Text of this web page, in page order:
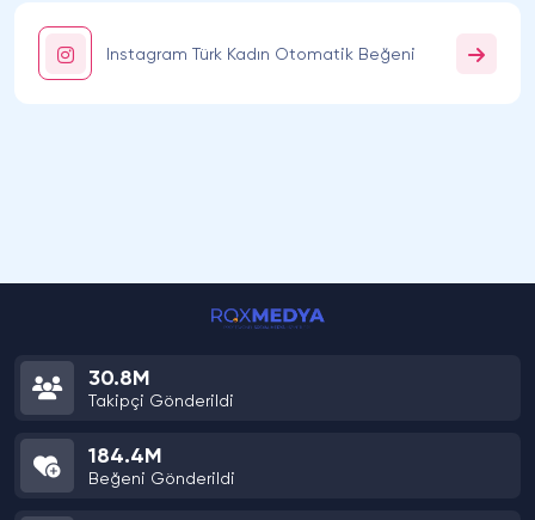
Instagram Türk Kadın Otomatik Beğeni
30.8M
Takipçi Gönderildi
184.4M
Beğeni Gönderildi